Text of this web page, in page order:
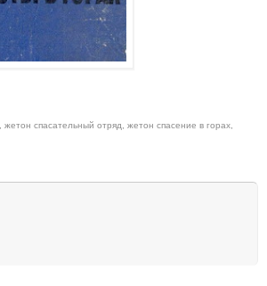
жетон спасательный отряд жетон спасение в горах